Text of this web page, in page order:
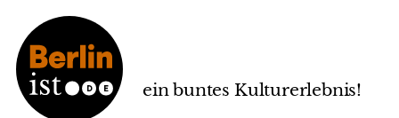
ein buntes Kulturerlebnis!